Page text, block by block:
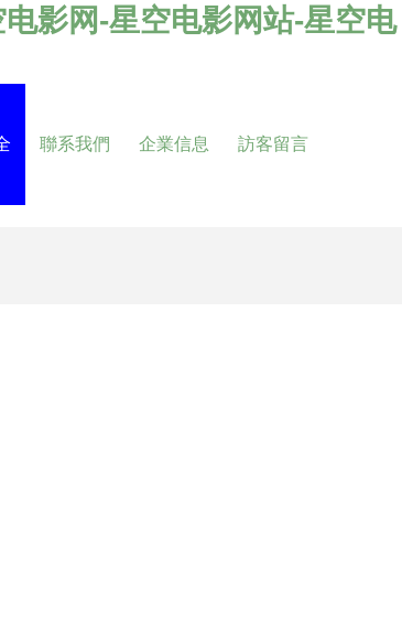
影网-星空电影网站-星空电
聯系我們 企業信息 訪客留言